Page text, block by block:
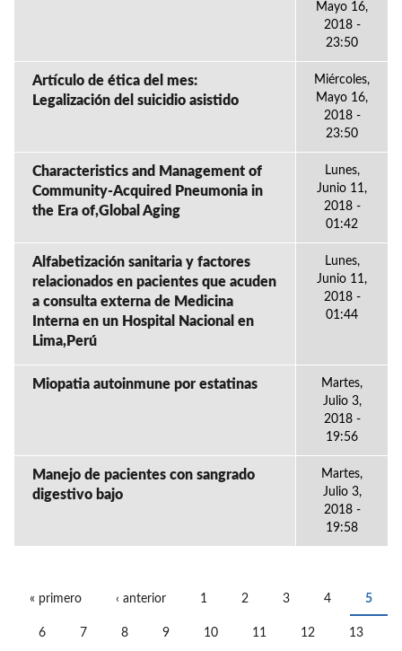
Mayo 16,
2018 -
23:50
Artículo de ética del mes:
Legalización del suicidio asistido
Miércoles,
Mayo 16,
2018 -
23:50
Characteristics and Management of
Community-Acquired Pneumonia in
the Era of,Global Aging
Lunes,
Junio 11,
2018 -
01:42
Alfabetización sanitaria y factores
relacionados en pacientes que acuden
a consulta externa de Medicina
Interna en un Hospital Nacional en
Lima,Perú
Lunes,
Junio 11,
2018 -
01:44
Miopatia autoinmune por estatinas
Martes,
Julio 3,
2018 -
19:56
Manejo de pacientes con sangrado
digestivo bajo
Martes,
Julio 3,
2018 -
19:58
« primero ‹ anterior 1 2 3 4 5
6 7 8 9 10 11 12 13